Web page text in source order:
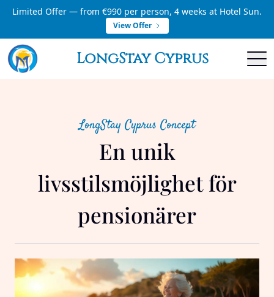
Limited Offer — from €990 per person, 4 weeks at Hotel Sun.
View Offer
LongStay Cyprus
LongStay Cyprus Concept
En unik
livsstilsmöjlighet för
pensionärer